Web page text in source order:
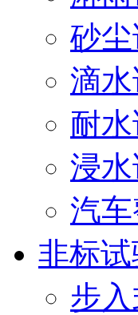
砂
滴
耐
浸
汽
非标试
步